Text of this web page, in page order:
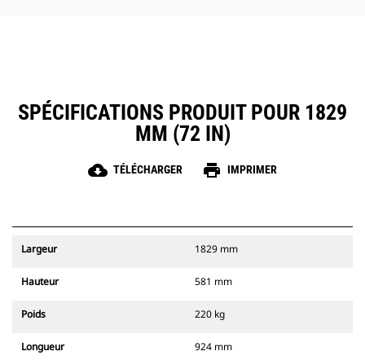
SPÉCIFICATIONS PRODUIT POUR 1829
MM (72 IN)
cloud_download TÉLÉCHARGER print IMPRIMER
Largeur 1829 mm
Hauteur 581 mm
Poids 220 kg
Longueur 924 mm